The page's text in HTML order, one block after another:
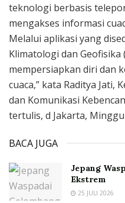
teknologi berbasis
mengakses informasi
Melalui aplikasi yang
Klimatologi dan Geofisika
mempersiapkan diri dan
cuaca,” kata Raditya Jati,
dan Komunikasi
tertulis, d Jakarta,
BACA JUGA
Jepang
Ekstrem
25 JULI 2026